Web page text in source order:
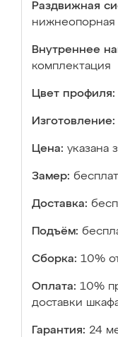
Раздвижная
нижнеопорная
Внутреннее
комплектация
Цвет профиля:
Изготовление:
Цена: указана
Замер:
Доставка:
Подъём:
Сборка: 10%
Оплата: 10%
доставки
Гарантия: 24